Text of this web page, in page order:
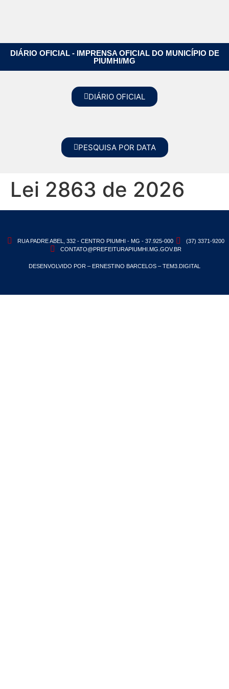
DIÁRIO OFICIAL - IMPRENSA OFICIAL DO MUNICÍPIO DE
PIUMHI/MG
DIÁRIO OFICIAL
PESQUISA POR DATA
Lei 2863 de 2026
RUA PADRE ABEL, 332 - CENTRO PIUMHI - MG - 37.925-000
(37) 3371-9200
CONTATO@PREFEITURAPIUMHI.MG.GOV.BR
DESENVOLVIDO POR – ERNESTINO BARCELOS – TEM3.DIGITAL